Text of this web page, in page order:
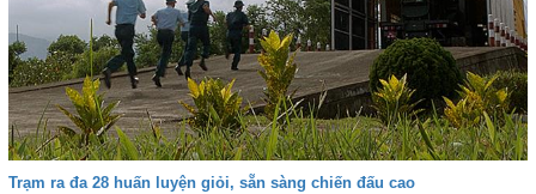
Trạm ra đa 28 huấn luyện giỏi, sẵn sàng chiến đấu cao